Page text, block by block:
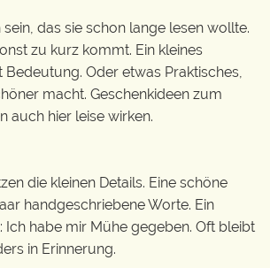
sein, das sie schon lange lesen wollte.
zu kurz kommt. Ein kleines
Oder etwas Praktisches,
macht. Geschenkideen zum
auch hier leise wirken.
die kleinen Details. Eine schöne
handgeschriebene Worte. Ein
Ich habe mir Mühe gegeben. Oft bleibt
in Erinnerung.